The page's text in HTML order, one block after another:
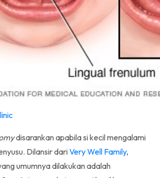
disarankan apabila si kecil mengalami
Dilansir dariVery Well Family,
umumnya dilakukan adalah